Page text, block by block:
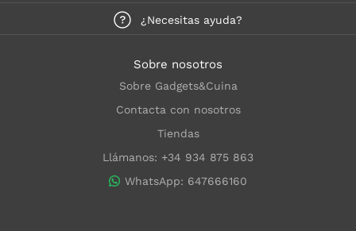
¿Necesitas ayuda?
Sobre nosotros
Sobre Gadgets&Cuina
Contacta con nosotros
Tiendas
Llámanos: +34 934 875 863
WhatsApp: 647666160